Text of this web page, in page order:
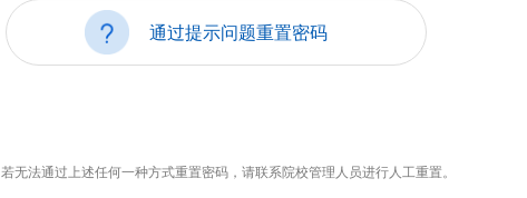
通过提示问题重置密码
若无法通过上述任何一种方式重置密码，请联系院校管理人员进行人工重置。